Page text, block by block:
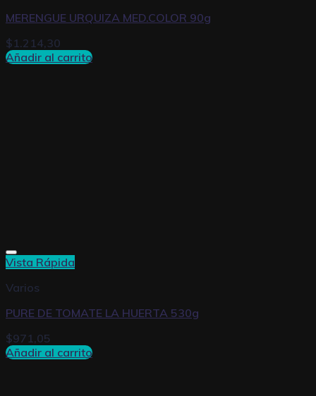
MERENGUE URQUIZA MED.COLOR 90g
$ 1.214,30
Añadir al carrito
Vista Rápida
Varios
PURE DE TOMATE LA HUERTA 530g
$971,05
Añadir al carrito